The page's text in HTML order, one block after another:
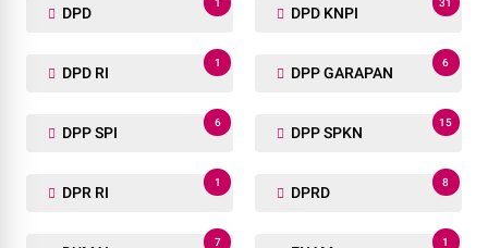
DPD
1
DPD KNPI
31
DPD RI
1
DPP GARAPAN
6
DPP SPI
6
DPP SPKN
15
DPR RI
1
DPRD
8
7 1